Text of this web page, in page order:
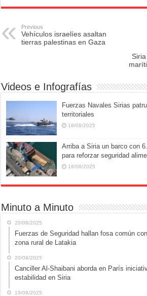
c
e
b
k
st
d
ail ar
Previous
Vehículos israelíes asaltan
tierras palestinas en Gaza
Videos e Infografías
Fuerzas Navales Sirias
territoriales
18/08/2025
Arriba a Siria un barco con
para reforzar seguridad
18/08/2025
Minuto a Minuto
20/08/2025
Fuerzas de Seguridad hallan fosa común
zona rural de Latakia
20/08/2025
Canciller Al-Shaibani aborda en París
estabilidad en Siria
19/08/2025